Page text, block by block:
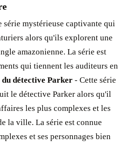
série mystérieuse captivante qui
alors qu'ils explorent une
amazonienne. La série est
qui tiennent les auditeurs en
du détective Parker - Cette série
le détective Parker alors qu'il
les plus complexes et les
la ville. La série est connue
et ses personnages bien